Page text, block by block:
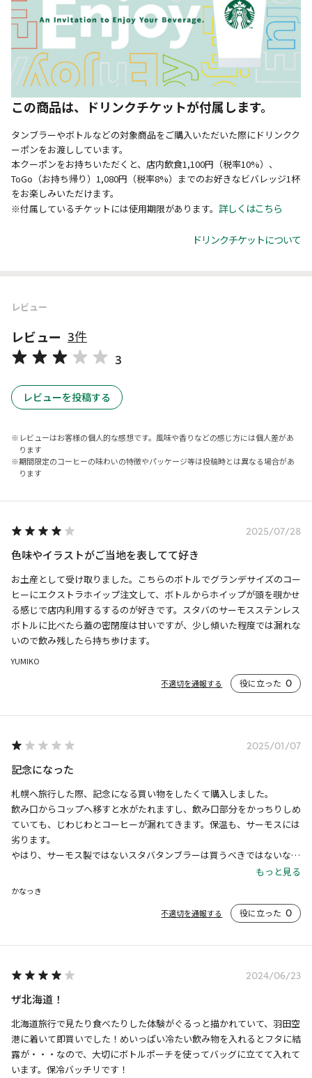
この商品は、ドリンクチケットが付属します。
タンブラーやボトルなどの対象商品をご購入いただいた際にドリンクク
ーポンをお渡ししています。
本クーポンをお持ちいただくと、店内飲食1,100円（税率10%）、
ToGo（お持ち帰り）1,080円（税率8%）までのお好きなビバレッジ1杯
をお楽しみいただけます。
※付属しているチケットには使用期限があります。 詳しくはこちら
ドリンクチケットについて
レビュー
レビュー 3件
3
レビューを投稿する
レビューはお客様の個人的な感想です。風味や香りなどの感じ方には個人差があ
ります
期間限定のコーヒーの味わいの特徴やパッケージ等は投稿時とは異なる場合があ
ります
2025/07/28
色味やイラストがご当地を表してて好き
お土産として受け取りました。こちらのボトルでグランデサイズのコー
ヒーにエクストラホイップ注文して、ボトルからホイップが頭を覗かせ
る感じで店内利用するするのが好きです。スタバのサーモスステンレス
ボトルに比べたら蓋の密閉度は甘いですが、少し傾いた程度では漏れな
いので飲み残したら持ち歩けます。
YUMIKO
不適切を通報する 役に立った 0
2025/01/07
記念になった
札幌へ旅行した際、記念になる買い物をしたくて購入しました。
飲み口からコップへ移すと水がたれますし、飲み口部分をかっちりしめ
ていても、じわじわとコーヒーが漏れてきます。保温も、サーモスには
劣ります。
やはり、サーモス製ではないスタバタンブラーは買うべきではないなと
デザインが可愛いので、漏れなければ高くても不満はありませんが、細
もっと見る
かなっき
不適切を通報する 役に立った 0
2024/06/23
ザ北海道！
北海道旅行で見たり食べたりした体験がぐるっと描かれていて、羽田空
港に着いて即買いでした！めいっぱい冷たい飲み物を入れるとフタに結
露が・・・なので、大切にボトルポーチを使ってバッグに立てて入れて
います。保冷バッチリです！